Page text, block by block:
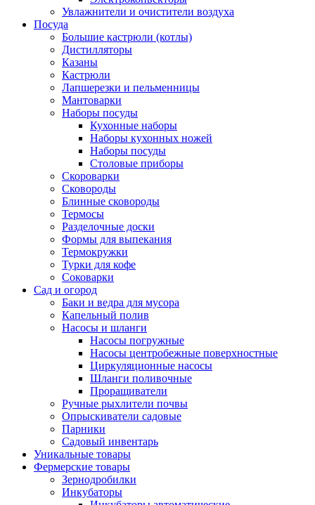
Увлажнители и очистители воздуха
Посуда
Большие кастрюли (котлы)
Дистилляторы
Казаны
Кастрюли
Лапшерезки и пельменницы
Мантоварки
Наборы посуды
Кухонные наборы
Наборы кухонных ножей
Наборы посуды
Столовые приборы
Скороварки
Сковороды
Блинные сковороды
Термосы
Разделочные доски
Формы для выпекания
Термокружки
Турки для кофе
Соковарки
Сад и огород
Баки и ведра для мусора
Капельный полив
Насосы и шланги
Насосы погружные
Насосы центробежные поверхностные
Циркуляционные насосы
Шланги поливочные
Проращиватели
Ручные рыхлители почвы
Опрыскиватели садовые
Парники
Садовый инвентарь
Уникальные товары
Фермерские товары
Зернодробилки
Инкубаторы